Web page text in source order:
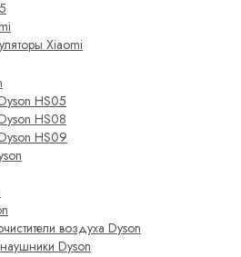
Xiaomi
HS05
HS08
HS09
воздуха Dyson
Dyson